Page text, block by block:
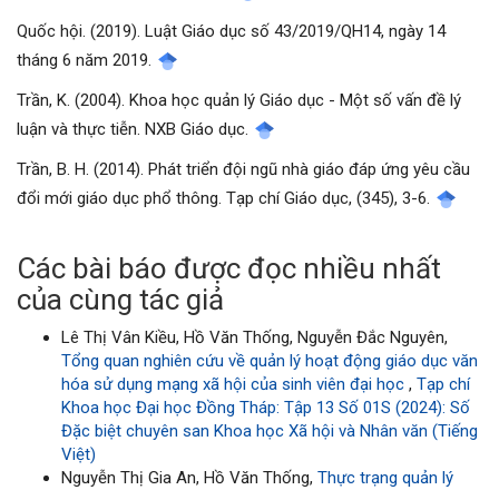
Quốc hội. (2019). Luật Giáo dục số 43/2019/QH14, ngày 14
tháng 6 năm 2019.
Trần, K. (2004). Khoa học quản lý Giáo dục - Một số vấn đề lý
luận và thực tiễn. NXB Giáo dục.
Trần, B. H. (2014). Phát triển đội ngũ nhà giáo đáp ứng yêu cầu
đổi mới giáo dục phổ thông. Tạp chí Giáo dục, (345), 3-6.
Các bài báo được đọc nhiều nhất
của cùng tác giả
Lê Thị Vân Kiều, Hồ Văn Thống, Nguyễn Đắc Nguyên,
Tổng quan nghiên cứu về quản lý hoạt động giáo dục văn
hóa sử dụng mạng xã hội của sinh viên đại học , Tạp chí
Khoa học Đại học Đồng Tháp: Tập 13 Số 01S (2024): Số
Đặc biệt chuyên san Khoa học Xã hội và Nhân văn (Tiếng
Việt)
Nguyễn Thị Gia An, Hồ Văn Thống, Thực trạng quản lý